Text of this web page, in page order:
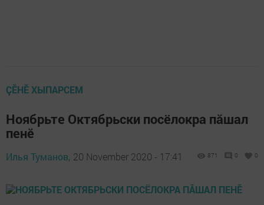
ÇӖНӖ ХЫПАРСЕМ
Ноябрьте Октябрьски посёлокра пӑшал
пенӗ
Илья Туманов, 20 November 2020 - 17:41 871 0 0